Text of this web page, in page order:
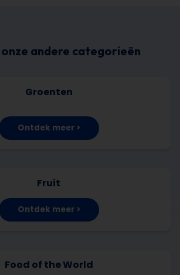
andere categorieën
Groenten
Ontdek meer >
Fruit
Ontdek meer >
Food of the World